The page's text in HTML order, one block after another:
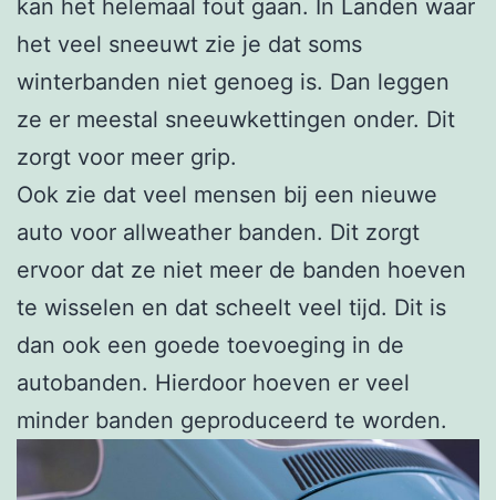
kan het helemaal fout gaan. In Landen waar
het veel sneeuwt zie je dat soms
winterbanden niet genoeg is. Dan leggen
ze er meestal sneeuwkettingen onder. Dit
zorgt voor meer grip.
Ook zie dat veel mensen bij een nieuwe
auto voor allweather banden. Dit zorgt
ervoor dat ze niet meer de banden hoeven
te wisselen en dat scheelt veel tijd. Dit is
dan ook een goede toevoeging in de
autobanden. Hierdoor hoeven er veel
minder banden geproduceerd te worden.